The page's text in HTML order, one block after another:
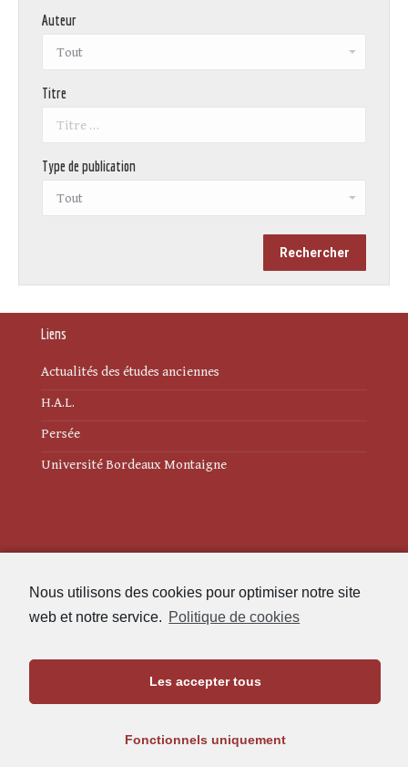
Nous utilisons des cookies pour optimiser notre site
web et notre service. Politique de cookies
Les accepter tous
Fonctionnels uniquement
Auteur
Titre
Type de publication
Liens
Actualités des études anciennes
H.A.L.
Persée
Université Bordeaux Montaigne
Politique de cookies (UE)
Maison de l'Archéologie